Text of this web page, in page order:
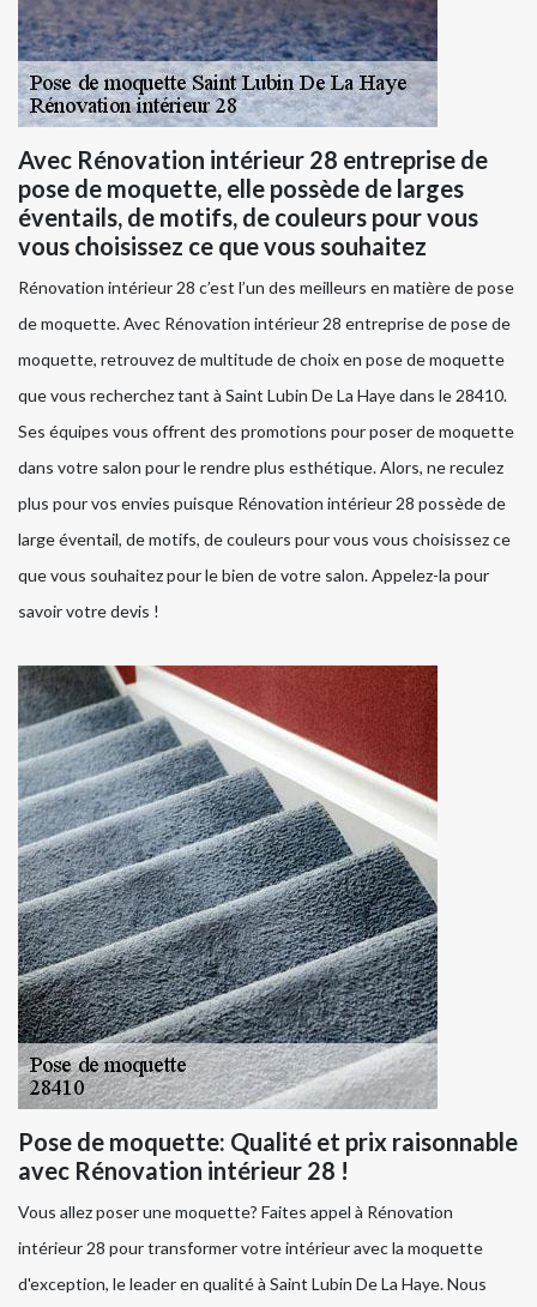
Avec Rénovation intérieur 28 entreprise de
pose de moquette, elle possède de larges
éventails, de motifs, de couleurs pour vous
vous choisissez ce que vous souhaitez
Rénovation intérieur 28 c’est l’un des meilleurs en matière de pose
de moquette. Avec Rénovation intérieur 28 entreprise de pose de
moquette, retrouvez de multitude de choix en pose de moquette
que vous recherchez tant à Saint Lubin De La Haye dans le 28410.
Ses équipes vous offrent des promotions pour poser de moquette
dans votre salon pour le rendre plus esthétique. Alors, ne reculez
plus pour vos envies puisque Rénovation intérieur 28 possède de
large éventail, de motifs, de couleurs pour vous vous choisissez ce
que vous souhaitez pour le bien de votre salon. Appelez-la pour
savoir votre devis !
Pose de moquette: Qualité et prix raisonnable
avec Rénovation intérieur 28 !
Vous allez poser une moquette? Faites appel à Rénovation
intérieur 28 pour transformer votre intérieur avec la moquette
d'exception, le leader en qualité à Saint Lubin De La Haye. Nous